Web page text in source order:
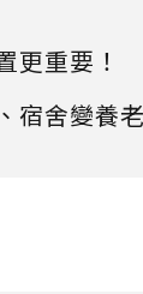
更重要！
宿舍變養